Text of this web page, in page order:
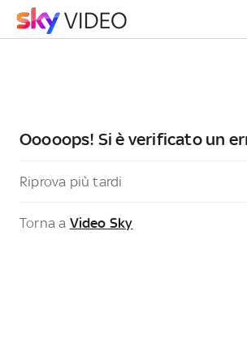
Ooooops! Si è verificato un
Riprova più tardi
Torna a Video Sky